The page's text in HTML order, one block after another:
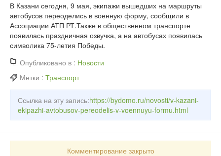
В Казани сегодня, 9 мая, экипажи вышедших на маршруты
автобусов переоделись в военную форму, сообщили в
Ассоциации АТП РТ.Также в общественном транспорте
появилась праздничная озвучка, а на автобусах появилась
символика 75-летия Победы.
Опубликовано в : Новости
Метки : Транспорт
Ссылка на эту запись:https://bydomo.ru/novosti/v-kazani-
ekipazhi-avtobusov-pereodelis-v-voennuyu-formu.html
Комментирование закрыто